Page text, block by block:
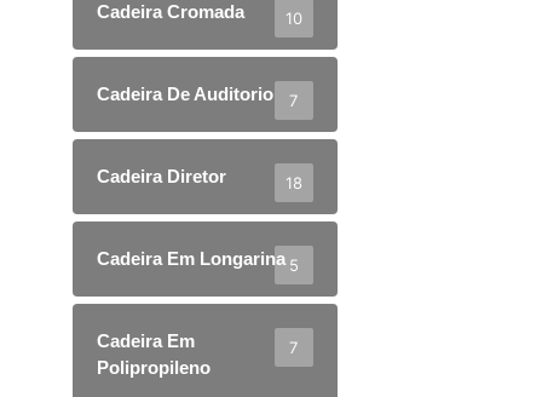
Cadeira Cromada 10
Cadeira De Auditorio 7
Cadeira Diretor 18
Cadeira Em Longarina 5
Cadeira Em
Polipropileno
7